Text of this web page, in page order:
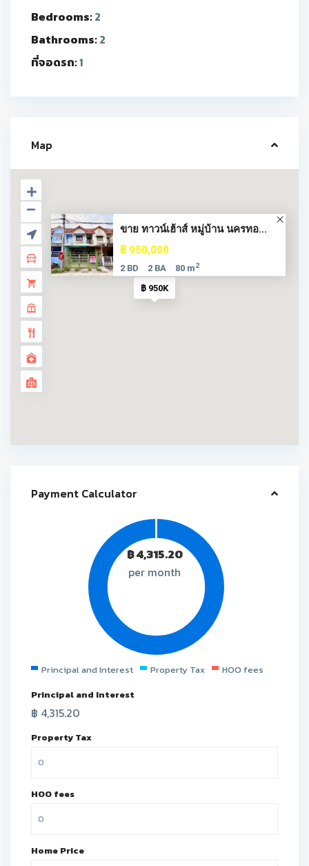
Bedrooms:2
Bathrooms:2
ที่จอดรถ:1
Map
฿ 950K
ขาย ทาวน์เฮ้าส์ หมู่บ้าน นครทอ...
฿ 950,000
2 BD 2 BA 80 m2
Payment Calculator
฿4,315.20
per month
Principal and Interest Property Tax
HOO fees
Principal and Interest
฿ 4,315.20
Property Tax
HOO fees
Home Price